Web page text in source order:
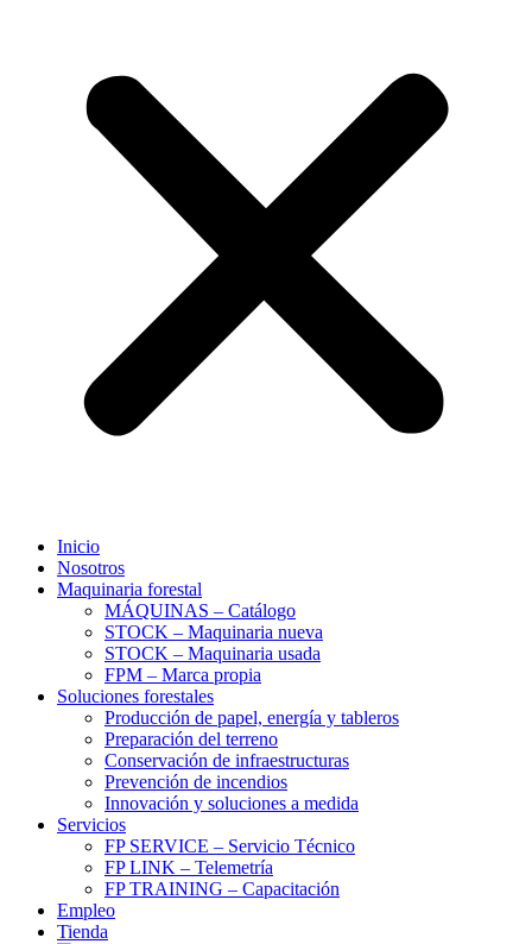
Inicio
Nosotros
Maquinaria forestal
MÁQUINAS – Catálogo
STOCK – Maquinaria nueva
STOCK – Maquinaria usada
FPM – Marca propia
Soluciones forestales
Producción de papel, energía y tableros
Preparación del terreno
Conservación de infraestructuras
Prevención de incendios
Innovación y soluciones a medida
Servicios
FP SERVICE – Servicio Técnico
FP LINK – Telemetría
FP TRAINING – Capacitación
Empleo
Tienda